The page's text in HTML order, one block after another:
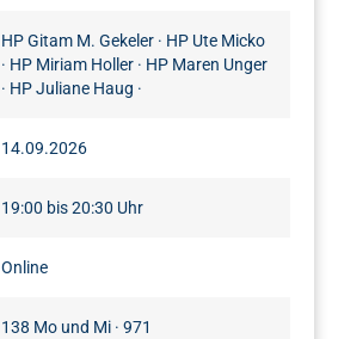
HP Gitam M. Gekeler · HP Ute Micko
· HP Miriam Holler · HP Maren Unger
· HP Juliane Haug ·
14.09.2026
19:00 bis 20:30 Uhr
Online
138 Mo und Mi · 971